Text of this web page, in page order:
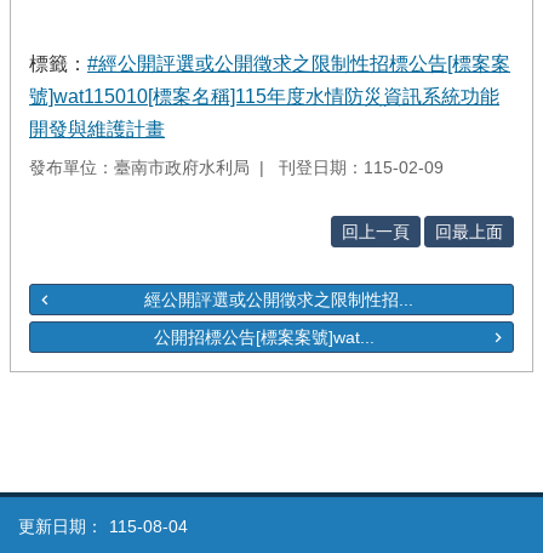
標籤： #經公開評選或公開徵求之限制性招標公告[標案案
號]wat115010[標案名稱]115年度水情防災資訊系統功能
開發與維護計畫
發布單位：臺南市政府水利局 刊登日期：115-02-09
回上一頁 回最上面
經公開評選或公開徵求之限制性招...
公開招標公告[標案案號]wat...
更新日期：
115-08-04